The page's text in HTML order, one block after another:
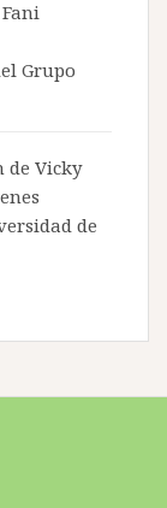
Grupo
de Vicky
de